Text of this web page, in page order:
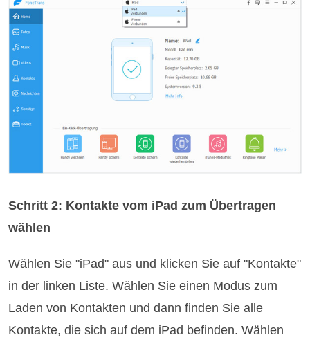
Schritt 2: Kontakte vom iPad zum Übertragen
wählen
Wählen Sie "iPad" aus und klicken Sie auf "Kontakte"
in der linken Liste. Wählen Sie einen Modus zum
Laden von Kontakten und dann finden Sie alle
Kontakte, die sich auf dem iPad befinden. Wählen